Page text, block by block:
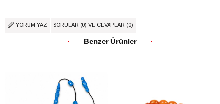
YORUM YAZ SORULAR (0) VE CEVAPLAR (0)
Benzer Ürünler